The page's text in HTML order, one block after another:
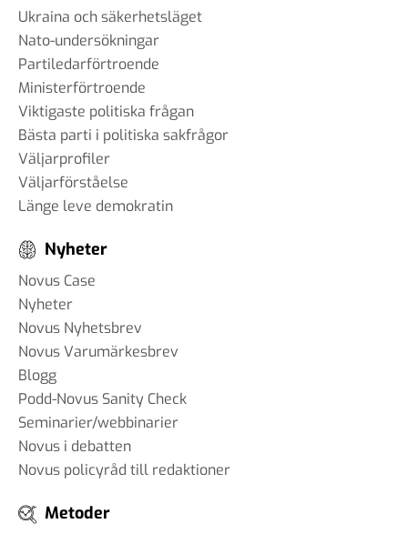
Ukraina och säkerhetsläget
Nato-undersökningar
Partiledarförtroende
Ministerförtroende
Viktigaste politiska frågan
Bästa parti i politiska sakfrågor
Väljarprofiler
Väljarförståelse
Länge leve demokratin
Nyheter
Novus Case
Nyheter
Novus Nyhetsbrev
Novus Varumärkesbrev
Blogg
Podd-Novus Sanity Check
Seminarier/webbinarier
Novus i debatten
Novus policyråd till redaktioner
Metoder